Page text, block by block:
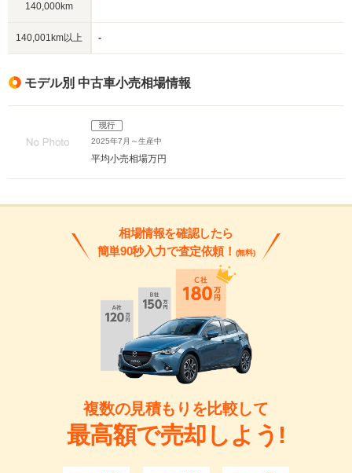
140,000km
140,001km以上 -
モデル別 中古車小売相場情報
現行
2025年7月～生産中
平均小売相場万円
相場情報を確認したら
簡単90秒入力で査定依頼！ (無料)
複数の見積もりを比較して
最高額で売却しよう!